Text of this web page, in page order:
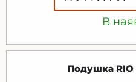
В
Подушка RIO